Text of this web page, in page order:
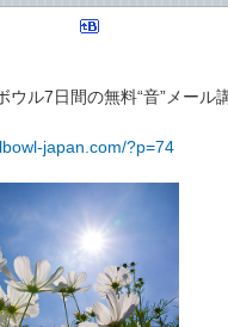
ウル7日間の無料“音”メール
japan.com/?p=74